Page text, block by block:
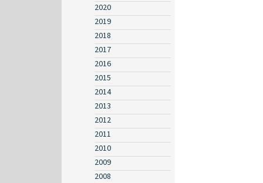
2020
2019
2018
2017
2016
2015
2014
2013
2012
2011
2010
2009
2008